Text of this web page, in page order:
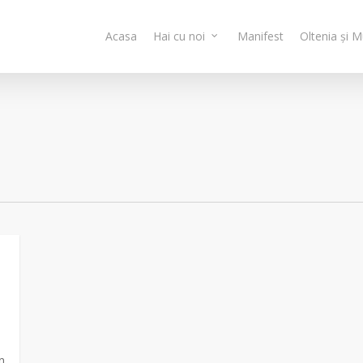
Acasa Hai cu noi Manifest Oltenia și